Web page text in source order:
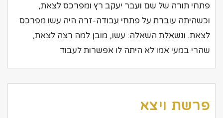
פתחי תורה של שם ועבר יעקב רץ ומפרכס לצאת,
וכשהיתה עוברת על פתחי עבודה-זרה היה עשו מפרכס
לצאת. ונשאלת השאלה: עשו, מובן למה רצה לצאת,
שהרי במעי אמו לא היתה לו אפשרות לעבוד
פרשת ויצא